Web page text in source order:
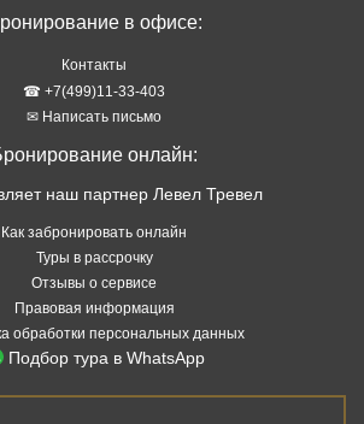
в офисе:
Контакты
☎ +7(499)11-33-403
✉ Написать письмо
онлайн:
наш партнер Левел Тревел
Как забронировать онлайн
Туры в рассрочку
Отзывы о сервисе
Правовая информация
обработки персональных данных
Подбор тура в WhatsApp